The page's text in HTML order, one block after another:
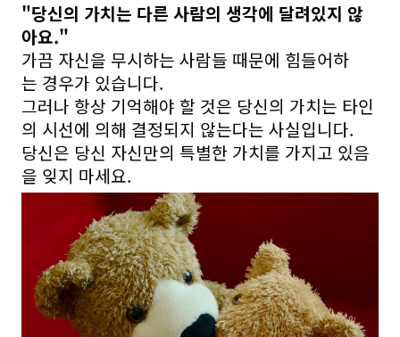
"당신의 가치는 다른 사람의 생각에 달려있지 않
아요."
가끔 자신을 무시하는 사람들 때문에 힘들어하
는 경우가 있습니다.
그러나 항상 기억해야 할 것은 당신의 가치는 타인
의 시선에 의해 결정되지 않는다는 사실입니다.
당신은 당신 자신만의 특별한 가치를 가지고 있음
을 잊지 마세요.